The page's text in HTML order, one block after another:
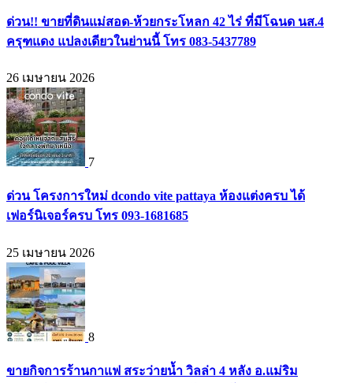
ด่วน!! ขายที่ดินแม่สอด-ห้วยกระโหลก 42 ไร่ ที่มีโฉนด นส.4
ครุฑแดง แปลงเดียวในย่านนี้ โทร 083-5437789
26 เมษายน 2026
7
ด่วน โครงการใหม่ dcondo vite pattaya ห้องแต่งครบ ได้
เฟอร์นิเจอร์ครบ โทร 093-1681685
25 เมษายน 2026
8
ขายกิจการร้านกาแฟ สระว่ายน้ำ วิลล่า 4 หลัง อ.แม่ริม